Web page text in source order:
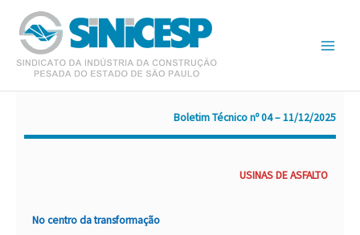
para
conteúdo
Boletim Técnico nº 04 – 11/12/2025
USINAS DE ASFALTO
No centro da transformação